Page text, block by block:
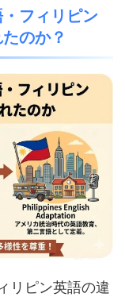
フィリピン
のか？
リピン英語の違